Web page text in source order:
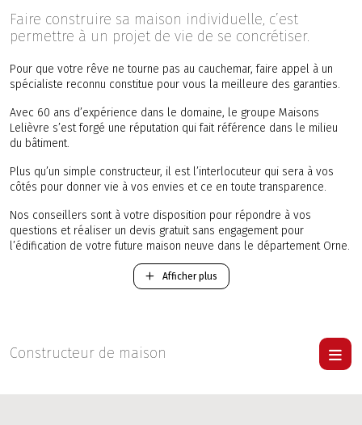
Faire construire sa maison individuelle, c’est
permettre à un projet de vie de se concrétiser.
Pour que votre rêve ne tourne pas au cauchemar, faire appel à un
spécialiste reconnu constitue pour vous la meilleure des garanties.
Avec 60 ans d’expérience dans le domaine, le groupe Maisons
Lelièvre s’est forgé une réputation qui fait référence dans le milieu
du bâtiment.
Plus qu’un simple constructeur, il est l’interlocuteur qui sera à vos
côtés pour donner vie à vos envies et ce en toute transparence.
Nos conseillers sont à votre disposition pour répondre à vos
questions et réaliser un devis gratuit sans engagement pour
l’édification de votre future maison neuve dans le département Orne.
Construction d'une maison Traditionnelle RT 2012
Construction d'une maison Contemporaine RT 2012
Afficher plus
Constructeur de maison